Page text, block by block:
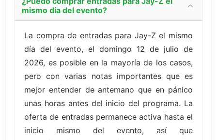
mismo día del evento?
La compra de entradas para Jay-Z el mismo
día del evento, el domingo 12 de julio de
2026, es posible en la mayoría de los casos,
pero con varias notas importantes que es
mejor entender de antemano que en pánico
unas horas antes del inicio del programa. La
oferta de entradas permanece activa hasta el
inicio mismo del evento, así que